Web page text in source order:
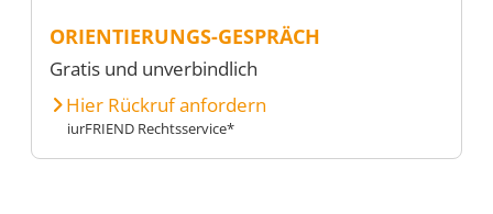
ORIENTIERUNGS-GESPRÄCH
Gratis und unverbindlich
Hier Rückruf anfordern
iurFRIEND Rechtsservice*